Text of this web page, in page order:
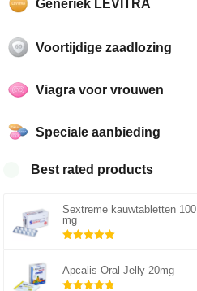
Generiek LEVITRA
Voortijdige zaadlozing
Viagra voor vrouwen
Speciale aanbieding
Best rated products
Sextreme kauwtabletten 100
mg
Apcalis Oral Jelly 20mg